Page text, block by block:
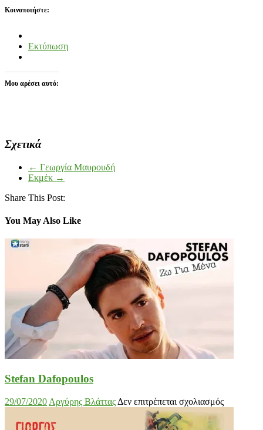
Κοινοποιήστε:
Εκτύπωση
Μου αρέσει αυτό:
Σχετικά
← Γεωργία Μαυρουδή
Εκμέκ →
Share This Post:
You May Also Like
Stefan Dafopoulos
29/07/2020 Αργύρης Βλάττας Δεν επιτρέπεται σχολιασμόςστο